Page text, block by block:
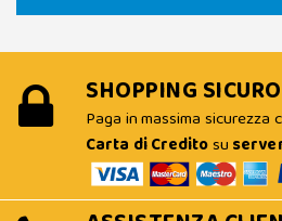
SHOPPING SICURO
Paga in massima sicurezza
Carta di Creditosu